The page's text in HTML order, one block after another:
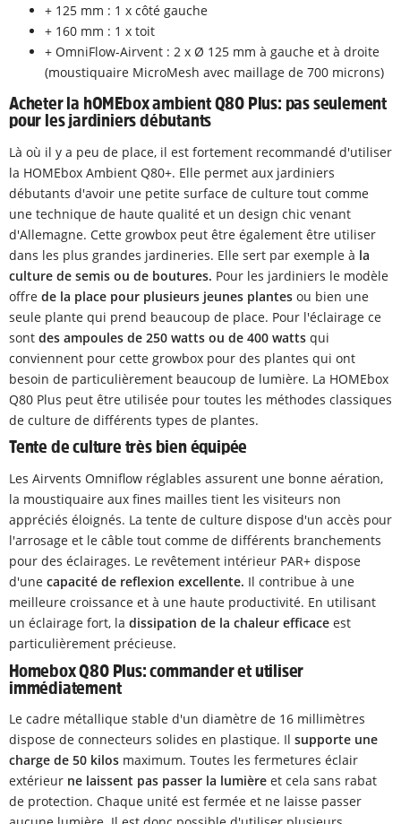
+ 125 mm : 1 x côté gauche
+ 160 mm : 1 x toit
+ OmniFlow-Airvent : 2 x Ø 125 mm à gauche et à droite
(moustiquaire MicroMesh avec maillage de 700 microns)
Acheter la hOMEbox ambient Q80 Plus: pas seulement
pour les jardiniers débutants
Là où il y a peu de place, il est fortement recommandé d'utiliser
la HOMEbox Ambient Q80+. Elle permet aux jardiniers
débutants d'avoir une petite surface de culture tout comme
une technique de haute qualité et un design chic venant
d'Allemagne. Cette growbox peut être également être utiliser
dans les plus grandes jardineries. Elle sert par exemple à la
culture de semis ou de boutures. Pour les jardiniers le modèle
offre de la place pour plusieurs jeunes plantes ou bien une
seule plante qui prend beaucoup de place. Pour l'éclairage ce
sont des ampoules de 250 watts ou de 400 watts qui
conviennent pour cette growbox pour des plantes qui ont
besoin de particulièrement beaucoup de lumière. La HOMEbox
Q80 Plus peut être utilisée pour toutes les méthodes classiques
de culture de différents types de plantes.
Tente de culture très bien équipée
Les Airvents Omniflow réglables assurent une bonne aération,
la moustiquaire aux fines mailles tient les visiteurs non
appréciés éloignés. La tente de culture dispose d'un accès pour
l'arrosage et le câble tout comme de différents branchements
pour des éclairages. Le revêtement intérieur PAR+ dispose
d'une capacité de reflexion excellente. Il contribue à une
meilleure croissance et à une haute productivité. En utilisant
un éclairage fort, la dissipation de la chaleur efficace est
particulièrement précieuse.
Homebox Q80 Plus: commander et utiliser
immédiatement
Le cadre métallique stable d'un diamètre de 16 millimètres
dispose de connecteurs solides en plastique. Il supporte une
charge de 50 kilos maximum. Toutes les fermetures éclair
extérieur ne laissent pas passer la lumière et cela sans rabat
de protection. Chaque unité est fermée et ne laisse passer